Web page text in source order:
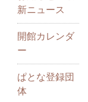
新ニュース
開館カレンダ
ー
ぱとな登録団
体